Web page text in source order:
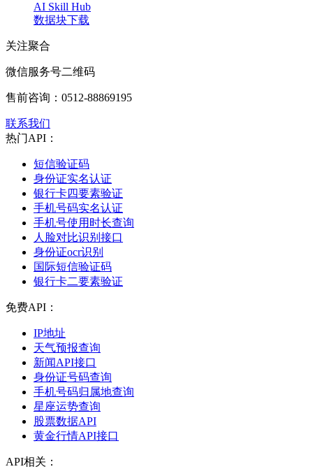
AI Skill Hub
数据块下载
关注聚合
微信服务号二维码
售前咨询： 0512-88869195
联系我们
热门API：
短信验证码
身份证实名认证
银行卡四要素验证
手机号码实名认证
手机号使用时长查询
人脸对比识别接口
身份证ocr识别
国际短信验证码
银行卡二要素验证
免费API：
IP地址
天气预报查询
新闻API接口
身份证号码查询
手机号码归属地查询
星座运势查询
股票数据API
黄金行情API接口
API相关：